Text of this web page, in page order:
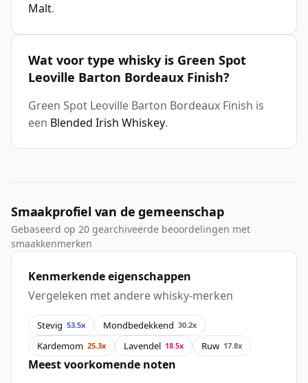
Malt.
Wat voor type whisky is Green Spot
Leoville Barton Bordeaux Finish?
Green Spot Leoville Barton Bordeaux Finish is
een Blended Irish Whiskey.
Smaakprofiel van de gemeenschap
Gebaseerd op 20 gearchiveerde beoordelingen met
smaakkenmerken
Kenmerkende eigenschappen
Vergeleken met andere whisky-merken
Stevig 53.5x Mondbedekkend 30.2x
Kardemom 25.3x Lavendel 18.5x Ruw 17.8x
Meest voorkomende noten